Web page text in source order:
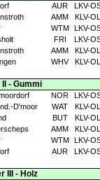
AUR
LKV-
AMM
KLV-OL
WTM
LKV-
FRI
LKV-
AMM
KLV-OL
WHV KLV-OL
II - Gummi
NOR
LKV-
D'moor WAT
KLV-OL
BUT
KLV-OL
AMM
KLV-OL
WTM
LKV-
AUR LKV-
III - Holz